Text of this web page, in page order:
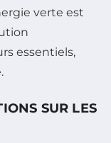
verte est
essentiels,
SUR LES